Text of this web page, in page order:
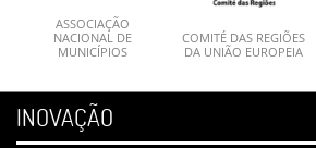
ASSOCIAÇÃO
NACIONAL DE
MUNICÍPIOS
COMITÉ DAS REGIÕES
DA UNIÃO EUROPEIA
INOVAÇÃO